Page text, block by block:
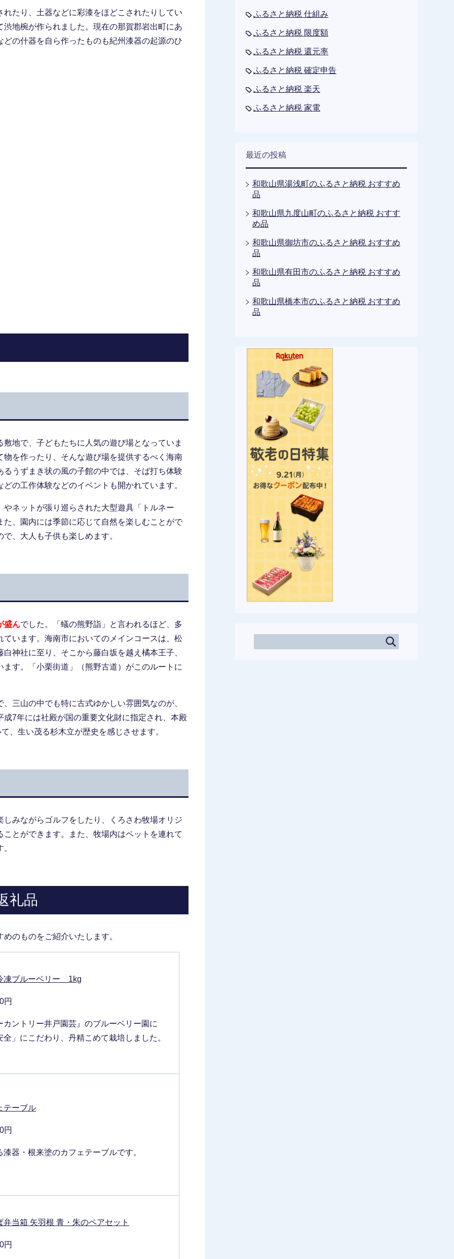
たり、土器などに彩漆をほどこされたりしてい
地椀が作られました。現在の那賀郡岩出町にあ
の什器を自ら作ったものも紀州漆器の起源のひ
地で、子どもたちに人気の遊び場となっていま
を作ったり、そんな遊び場を提供するべく海南
うずまき状の風の子館の中では、そば打ち体験
の工作体験などのイベントも開かれています。
ネットが張り巡らされた大型遊具「トルネー
、園内には季節に応じて自然を楽しむことがで
、大人も子供も楽しめます。
盛んでした。「蟻の熊野詣」と言われるほど、多
います。海南市においてのメインコースは、松
神社に至り、そこから藤白坂を越え橘本王子、
す。「小栗街道」（熊野古道）がこのルートに
三山の中でも特に古式ゆかしい雰囲気なのが、
7年には社殿が国の重要文化財に指定され、本殿
、生い茂る杉木立が歴史を感じさせます。
みながらゴルフをしたり、くろさわ牧場オリジ
とができます。また、牧場内はペットを連れて
礼品
のものをご紹介いたします。
凍ブルーベリー 1kg
円
カントリー井戸園芸』のブルーベリー園に
」にこだわり、丹精こめて栽培しました。
ーブル
円
器・根来塗のカフェテーブルです。
弁当箱 矢羽根 青・朱のペアセット
円
ふるさと納税 仕組み
ふるさと納税 限度額
ふるさと納税 還元率
ふるさと納税 確定申告
ふるさと納税 楽天
ふるさと納税 家電
最近の投稿
和歌山県湯浅町のふるさと納税 おすすめ
品
和歌山県九度山町のふるさと納税 おすす
め品
和歌山県御坊市のふるさと納税 おすすめ
品
和歌山県有田市のふるさと納税 おすすめ
品
和歌山県橋本市のふるさと納税 おすすめ
品